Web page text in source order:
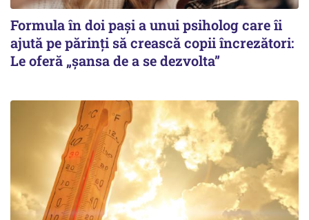
Formula în doi pași a unui psiholog care îi
ajută pe părinți să crească copii încrezători:
Le oferă „șansa de a se dezvolta”